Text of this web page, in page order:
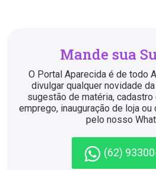
Mande sua
O Portal Aparecida é de todo
divulgar qualquer novidade
sugestão de matéria,
emprego, inauguração de loja ou
pelo nosso
(62)